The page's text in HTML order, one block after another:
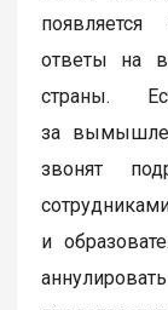
ответы на
страны.
за
звонят
и